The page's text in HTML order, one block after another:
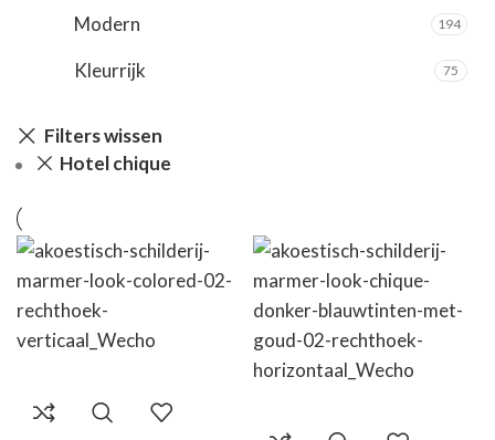
Rood 4
Roze 24
Zilver
Modern 194
Kleurrijk 75
Filters wissen
Hotel chique